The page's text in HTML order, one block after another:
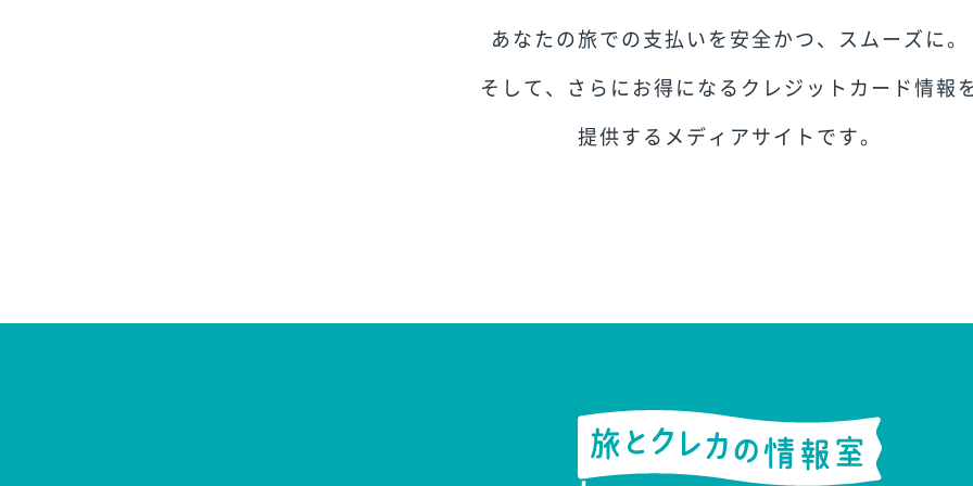
あなたの旅での支払いを安全かつ、スムーズに。
そして、さらにお得になる クレジットカード情報
提供するメディアサイトです。